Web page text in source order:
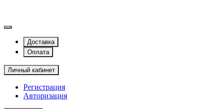
Доставка
Оплата
Личный кабинет
Регистрация
Авторизация